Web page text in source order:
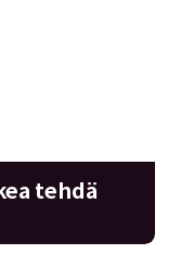
tehdä